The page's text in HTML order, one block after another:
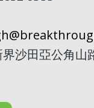
沙田亞公角山